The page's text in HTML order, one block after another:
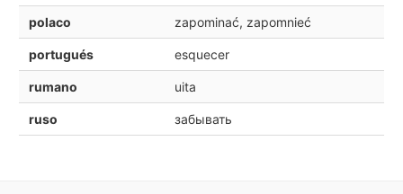
polaco zapominać, zapomnieć
portugués esquecer
rumano uita
ruso забывать